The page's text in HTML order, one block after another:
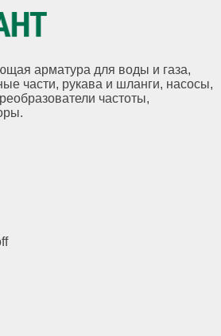
арматура для воды и газа,
части, рукава и шланги, насосы,
частоты,